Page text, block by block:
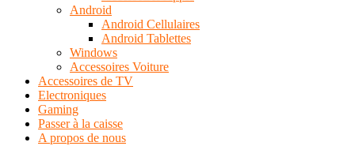
Android
Android Cellulaires
Android Tablettes
Windows
Accessoires Voiture
Accessoires de TV
Electroniques
Gaming
Passer à la caisse
A propos de nous